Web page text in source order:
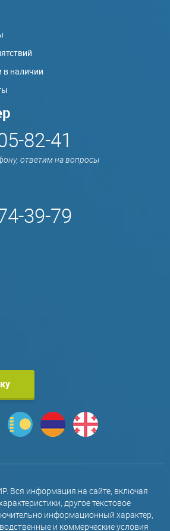
в наличии
82-41
ответим на вопросы
39-79
Вся информация на сайте, включая
другое текстовое
информационный характер,
и коммерческие условия